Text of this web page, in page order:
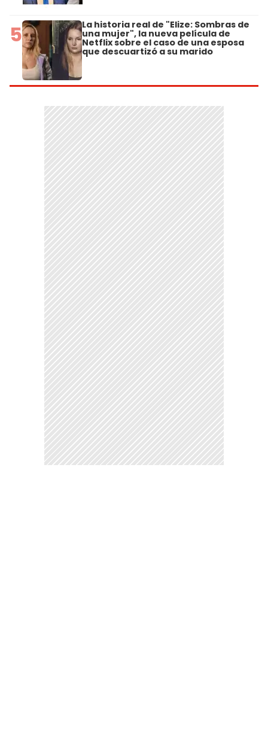
5 La historia real de "Elize: Sombras de
una mujer", la nueva película de
Netflix sobre el caso de una esposa
que descuartizó a su marido